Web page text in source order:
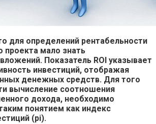
для определений рентабельности
проекта мало знать
Показатель ROI указывает
инвестиций, отображая
денежных средств. Для того
вычисление соотношения
дохода, необходимо
понятием как индекс
(pi).